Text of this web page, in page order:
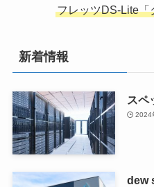
フレッツDS-Lite「
新着情報
スペ
2024
dew